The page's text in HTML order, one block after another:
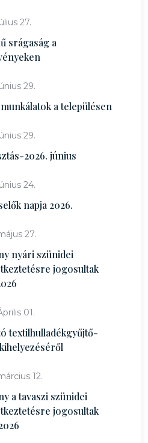
27.
srágaság a
29.
a településen
29.
2026. június
24.
napja 2026.
27.
nyári szünidei
jogosultak
01.
textilhulladékgyűjtő-
12.
a tavaszi szünidei
jogosultak